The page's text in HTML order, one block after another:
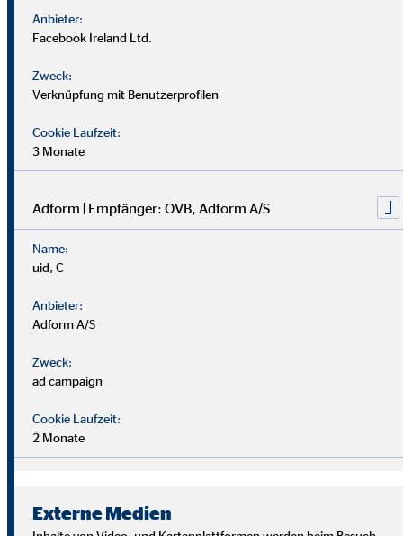
unterstützt du Kund*innen, die richtigen finanziellen
Entscheidungen zu treffen.
Wir suchen Persönlichkeiten mit Charakter, die aus dem
Du musst kein Finanzprofi sein – unsere Ausbildung bereitet
Anbieter:
Facebook Ireland Ltd.
Zweck:
Verknüpfung mit Benutzerprofilen
Cookie Laufzeit:
3 Monate
Adform | Empfänger: OVB, Adform A/S
Name:
uid, C
Anbieter:
Adform A/S
Zweck:
ad campaign
Cookie Laufzeit:
2 Monate
Externe Medien